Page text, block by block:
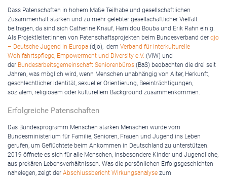
Dass Patenschaften in hohem Maße Teilhabe und gesellschaftlichen
Zusammenhalt stärken und zu mehr gelebter gesellschaftlicher Vielfalt
beitragen, da sind sich Catherine Knauf, Hamidou Bouba und Erik Rahn einig.
Als Projektleiter:innen von Patenschaftsprojekten beim Bundesverband der djo
– Deutsche Jugend in Europa (djo), dem Verband für interkulturelle
Wohlfahrtspflege, Empowerment und Diversity e.V. (VIW) und
der Bundesarbeitsgemeinschaft Seniorenbüros (BaS) beobachten die drei seit
Jahren, was möglich wird, wenn Menschen unabhängig von Alter, Herkunft,
geschlechtlicher Identität, sexueller Orientierung, Beeinträchtigungen,
sozialem, religiösem oder kulturellem Background zusammenkommen.
Erfolgreiche Patenschaften
Das Bundesprogramm Menschen stärken Menschen wurde vom
Bundesministerium für Familie, Senioren, Frauen und Jugend ins Leben
gerufen, um Geflüchtete beim Ankommen in Deutschland zu unterstützen.
2019 öffnete es sich für alle Menschen, insbesondere Kinder und Jugendliche,
aus prekären Lebensverhältnissen. Was die persönlichen Erfolgsgeschichten
nahelegen, zeigt der Abschlussbericht Wirkungsanalyse zum